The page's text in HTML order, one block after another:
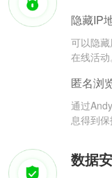
隐藏IP
可以隐
在线活动
匿名浏
通过
息得到保
数据